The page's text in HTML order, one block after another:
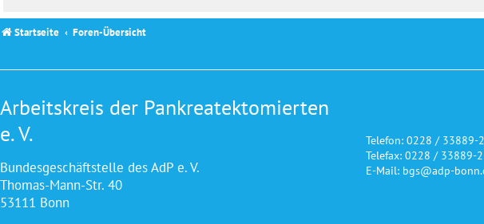
Startseite Foren-Übersicht
Arbeitskreis der Pankreatektomierten
e. V.
Bundesgeschäftstelle des AdP e. V.
Thomas-Mann-Str. 40
53111 Bonn
Telefon: 0228 / 33889-
Telefax: 0228 / 33889-
E-Mail: bgs@adp-